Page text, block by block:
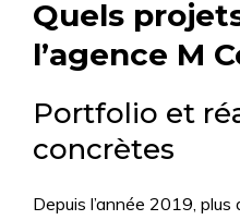
Quels
l’agence M
Portfolio et
concrètes
Depuis l’année 2019,